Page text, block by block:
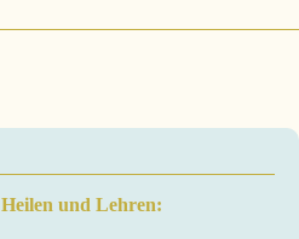
und Lehren: